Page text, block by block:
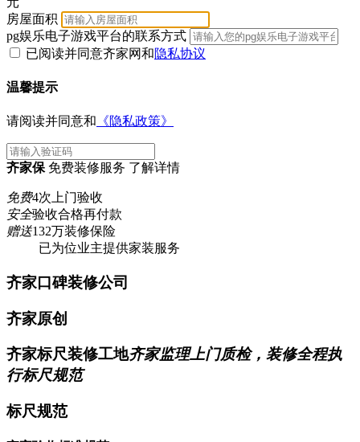
房屋面积
pg娱乐电子游戏平台的联系方式
已阅读并同意齐家网和隐私协议
温馨提示
请阅读并同意和 《隐私政策》
齐家保 免费装修服务 了解详情
免费4次上门验收
安全验收合格再付款
赠送132万装修保险
已为位业主提供家装服务
齐家口碑装修公司
齐家原创
齐家标尺装修工地齐家监理上门质检，装修全程执
行标尺规范
标尺规范